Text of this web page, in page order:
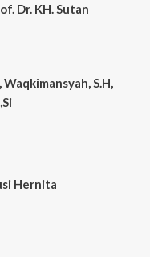
Dr. KH. Sutan
Waqkimansyah, S.H,
Hernita